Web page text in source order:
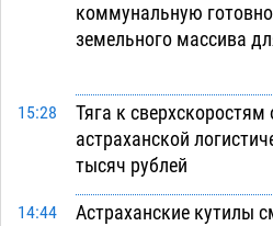
коммунальную
земельного массива
15:28
Тяга к
астраханской
тысяч рублей
14:44
Астраханские кутилы